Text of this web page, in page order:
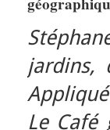
jardins,
Le Café